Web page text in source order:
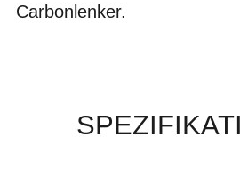
Carbonlenker.